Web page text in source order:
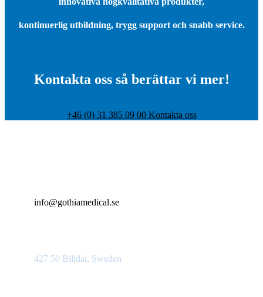
kontinuerlig utbildning, trygg support och snabb service.
Kontakta oss så berättar vi mer!
+46 (0) 31 385 09 00 Kontakta oss
info@gothiamedical.se
427 50 Billdal, Sweden